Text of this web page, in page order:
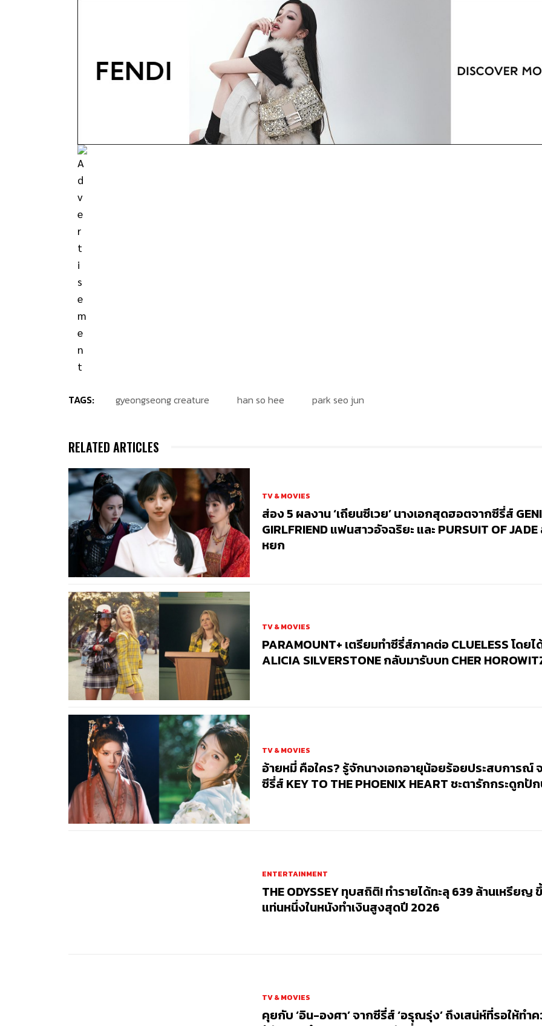
TAGS: gyeongseong creature han so hee park seo jun
RELATED ARTICLES
TV & MOVIES
ส่อง 5 ผลงาน ‘เถียนซีเวย’ นางเอกสุดฮอตจากซีรี่ส์
GIRLFRIEND แฟนสาวอัจฉริยะ และ PURSUIT OF JADE
หยก
TV & MOVIES
PARAMOUNT+ เตรียมทำซีรี่ส์ภาคต่อ CLUELESS โดยไ
ALICIA SILVERSTONE กลับมารับบท CHER
TV & MOVIES
อ้ายหมี่ คือใคร? รู้จักนางเอกอายุน้อยร้อยประสบการณ์
ซีรี่ส์ KEY TO THE PHOENIX HEART ชะตารักกระดูกปั
ENTERTAINMENT
THE ODYSSEY ทุบสถิติ! ทำรายได้ทะลุ 639 ล้านเหรียญ
แท่นหนึ่งในหนังทำเงินสูงสุดปี 2026
TV & MOVIES
คุยกับ ‘อิน-องศา’ จากซีรี่ส์ ‘อรุณรุ่ง’ ถึงเสน่ห์ที่รอให้ทำ